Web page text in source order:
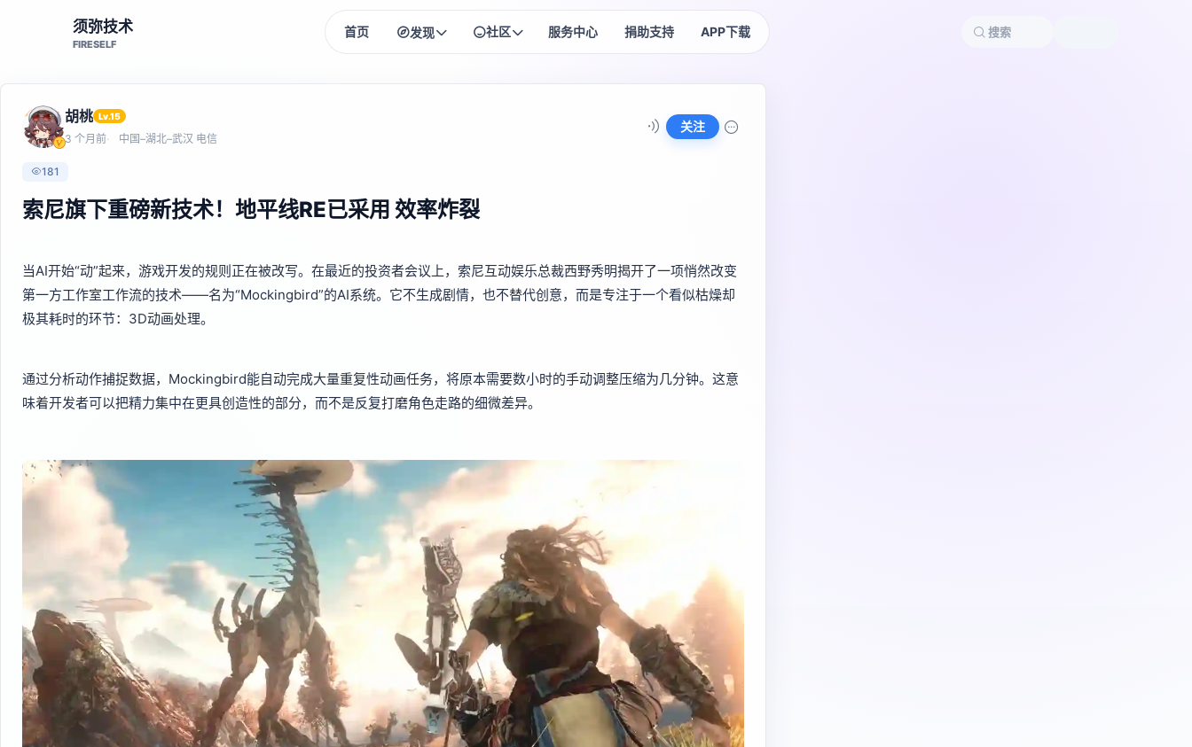
须弥技术
FIRESELF
首页 发现
社区高手榜单
头衔商城
头衔购买与佩戴
社区 服务中心 捐助支持 APP下载
胡桃 Lv.15
3 个月前 中国–湖北–武汉 电信
关注
181
索尼旗下重磅新技术！地平线RE已采用 效率炸裂
当AI开始“动”起来，游戏开发的规则正在被改写。在最近的投资者会议上，索尼互动娱乐总裁西野秀明揭开了一项悄然改变
第一方工作室工作流的技术——名为“Mockingbird”的AI系统。它不生成剧情，也不替代创意，而是专注于一个看似枯燥却
极其耗时的环节：3D动画处理。
通过分析动作捕捉数据，Mockingbird能自动完成大量重复性动画任务，将原本需要数小时的手动调整压缩为几分钟。这意
味着开发者可以把精力集中在更具创造性的部分，而不是反复打磨角色走路的细微差异。